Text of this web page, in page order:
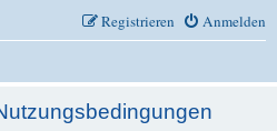
Anmelden
Registrieren